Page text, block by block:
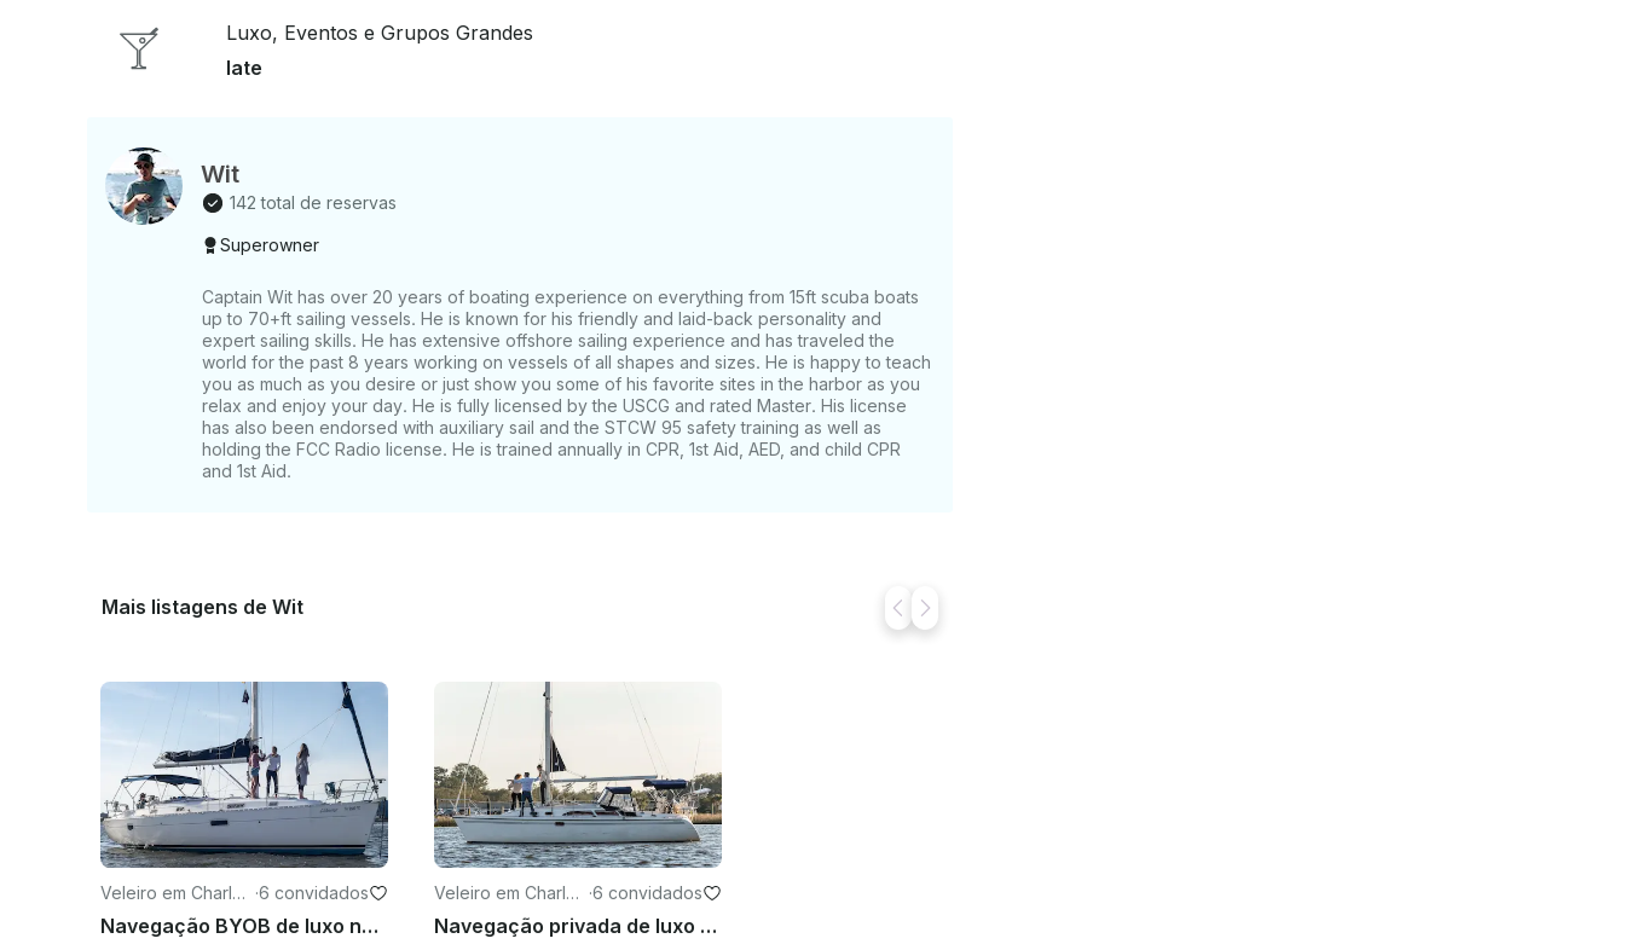
Tramuntana oferece uma alternativa única à navegação, perfeita para hóspedes que
Luxo, Eventos e Grupos Grandes
Iate
Wit
142 total de reservas
Superowner
Captain Wit has over 20 years of boating experience on everything from 15ft scuba boats
up to 70+ft sailing vessels. He is known for his friendly and laid-back personality and
expert sailing skills. He has extensive offshore sailing experience and has traveled the
world for the past 8 years working on vessels of all shapes and sizes. He is happy to teach
you as much as you desire or just show you some of his favorite sites in the harbor as you
relax and enjoy your day. He is fully licensed by the USCG and rated Master. His license
has also been endorsed with auxiliary sail and the STCW 95 safety training as well as
holding the FCC Radio license. He is trained annually in CPR, 1st Aid, AED, and child CPR
and 1st Aid.
Mais listagens de Wit
Veleiro em Charles
ton
·6 convidados
Navegação BYOB de luxo no porto de Charleston
Veleiro em Charles
ton
·6 convidados
Navegação privada de luxo no porto de Charleston — Capitão incluído, BYOB